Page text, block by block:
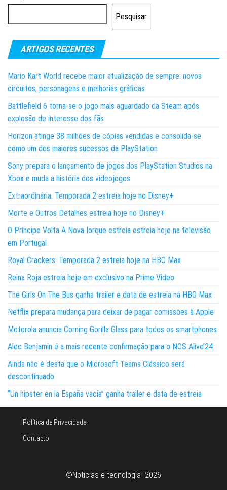
Pesquisar
ARTIGOS RECENTES
Mario Kart World recebe maior atualização de sempre: novos
circuitos, personagens e melhorias gráficas
Battlefield 6 torna-se o jogo mais aguardado da Steam após
explosão de interesse dos fãs
Horizon atinge 38 milhões de cópias vendidas e consolida-se
como um dos maiores sucessos da PlayStation
Sony prepara o lançamento de jogos dos PlayStation Studios na
Xbox e muda a história dos videojogos
Extraordinária: Temporada 2 estreia hoje no Disney+
Morte e Outros Detalhes estreia hoje no Disney+
O Príncipe Volta A Nova Iorque estreia estreia hoje na televisão
em Portugal
Royal Crackers: Temporada 2 estreia hoje na HBO Max
Reina Roja estreia hoje em exclusivo na Prime Video
The Girls On The Bus ganha trailer e data de estreia na HBO Max
Netflix prepara mudança para deixar de pagar comissões à Apple
Motorola anuncia Corning Gorilla Glass para todos os smartphones
Alec Benjamin é a mais recente confirmação para o NOS Alive’24
Ainda não é desta que o Microsoft Teams Clássico será
descontinuado
“Un hipster en la España vacía” ganha trailer e data de estreia
Política de Privacidade
Contacto
©Noticias e tecnologia 2026